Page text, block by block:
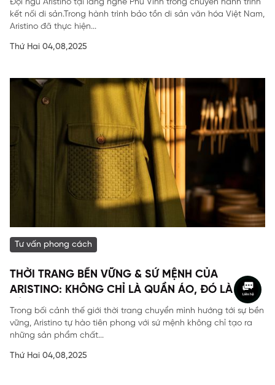
Đội ngũ Aristino tại làng nghề Phú Vinh trong chuyến hành trình
kết nối di sản.Trong hành trình bảo tồn di sản văn hóa Việt Nam,
Aristino đã thực hiện...
Thứ Hai 04,08,2025
Tư vấn phong cách
THỜI TRANG BỀN VỮNG & SỨ MỆNH CỦA
ARISTINO: KHÔNG CHỈ LÀ QUẦN ÁO, ĐÓ LÀ DI
SẢN
Trong bối cảnh thế giới thời trang chuyển mình hướng tới sự bền
vững, Aristino tự hào tiên phong với sứ mệnh không chỉ tạo ra
những sản phẩm chất...
Thứ Hai 04,08,2025